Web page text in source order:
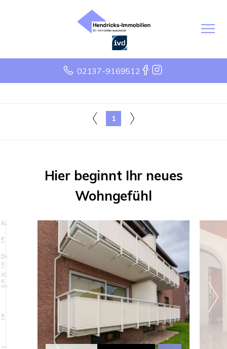
02137-9169512
1
Hier beginnt Ihr neues
Wohngefühl